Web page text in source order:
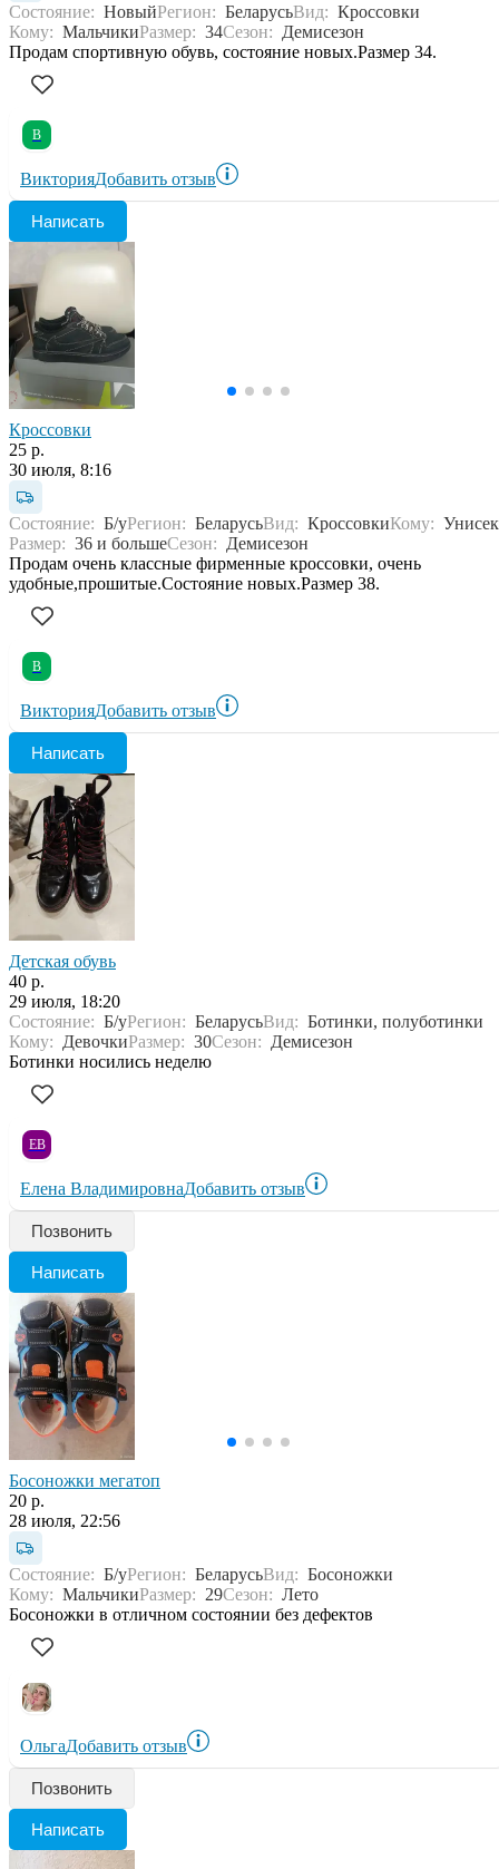
Состояние: НовыйРегион: БеларусьВид: Кроссовки
Кому: МальчикиРазмер: 34Сезон: Демисезон
Продам спортивную обувь, состояние новых.Размер 34.
В
ВикторияДобавить отзыв
Написать
Кроссовки
25 р.
30 июля, 8:16
Состояние: Б/уРегион: БеларусьВид: КроссовкиКому:
Размер: 36 и большеСезон: Демисезон
Продам очень классные фирменные кроссовки, очень
удобные,прошитые.Состояние новых.Размер 38.
В
ВикторияДобавить отзыв
Написать
Детская обувь
40 р.
29 июля, 18:20
Состояние: Б/уРегион: БеларусьВид: Ботинки, полуботинки
Кому: ДевочкиРазмер: 30Сезон: Демисезон
Ботинки носились неделю
ЕВ
Елена ВладимировнаДобавить отзыв
Позвонить
Написать
Босоножки мегатоп
20 р.
28 июля, 22:56
Состояние: Б/уРегион: БеларусьВид: Босоножки
Кому: МальчикиРазмер: 29Сезон: Лето
Босоножки в отличном состоянии без дефектов
ОльгаДобавить отзыв
Позвонить
Написать